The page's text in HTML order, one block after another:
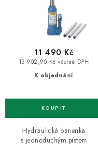
K objednání
13 902,90 Kč včetně DPH
11 490 Kč
Hydraulická panenka
s jednoduchým pístem